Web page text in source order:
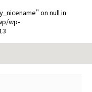
on null in
wp-